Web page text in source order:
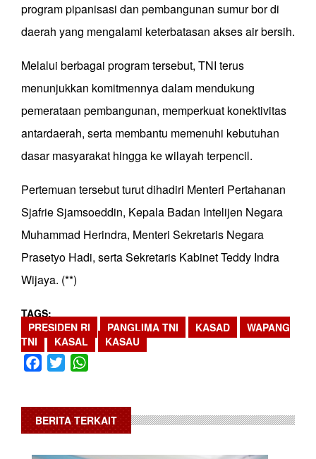
program pipanisasi dan pembangunan sumur bor di
daerah yang mengalami keterbatasan akses air bersih.
Melalui berbagai program tersebut, TNI terus
menunjukkan komitmennya dalam mendukung
pemerataan pembangunan, memperkuat konektivitas
antardaerah, serta membantu memenuhi kebutuhan
dasar masyarakat hingga ke wilayah terpencil.
Pertemuan tersebut turut dihadiri Menteri Pertahanan
Sjafrie Sjamsoeddin, Kepala Badan Intelijen Negara
Muhammad Herindra, Menteri Sekretaris Negara
Prasetyo Hadi, serta Sekretaris Kabinet Teddy Indra
Wijaya. (**)
TAGS
PRESIDEN RI
PANGLIMA TNI KASAD
WAPANG
TNI
KASAL KASAU
Facebook
Twitter
BERITA TERKAIT